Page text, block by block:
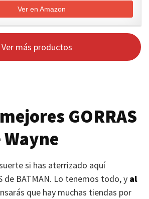
Ver en Amazon
Ver más productos
GORRAS
Wayne
si has aterrizado aquí
de BATMAN. Lo tenemos todo, y al
que hay muchas tiendas por